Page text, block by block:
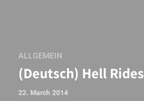
ALLGEMEIN
(Deutsch) Hell Rides
22. March 2014